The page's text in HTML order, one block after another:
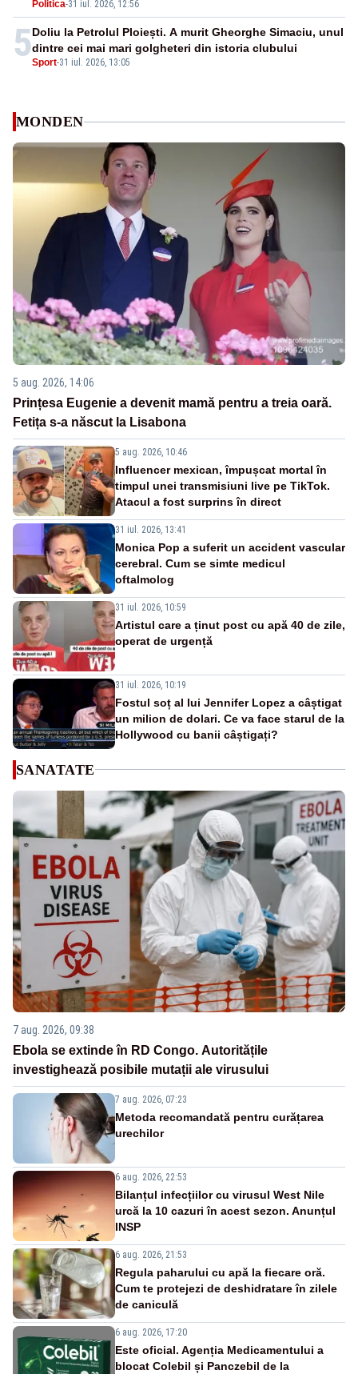
Politica-31 iul. 2026, 12:56
5Sport-31 iul. 2026, 13:05
Doliu la Petrolul Ploiești. A murit Gheorghe Simaciu, unul
dintre cei mai mari golgheteri din istoria clubului
MONDEN
5 aug. 2026, 14:06
Prințesa Eugenie a devenit mamă pentru a treia oară.
Fetița s-a născut la Lisabona
5 aug. 2026, 10:46
Influencer mexican, împușcat mortal în
timpul unei transmisiuni live pe TikTok.
Atacul a fost surprins în direct
31 iul. 2026, 13:41
Monica Pop a suferit un accident vascular
cerebral. Cum se simte medicul
oftalmolog
31 iul. 2026, 10:59
Artistul care a ținut post cu apă 40 de zile,
operat de urgență
31 iul. 2026, 10:19
Fostul soț al lui Jennifer Lopez a câștigat
un milion de dolari. Ce va face starul de la
Hollywood cu banii câștigați?
SANATATE
7 aug. 2026, 09:38
Ebola se extinde în RD Congo. Autoritățile
investighează posibile mutații ale virusului
7 aug. 2026, 07:23
Metoda recomandată pentru curățarea
urechilor
6 aug. 2026, 22:53
Bilanțul infecțiilor cu virusul West Nile
urcă la 10 cazuri în acest sezon. Anunțul
INSP
6 aug. 2026, 21:53
Regula paharului cu apă la fiecare oră.
Cum te protejezi de deshidratare în zilele
de caniculă
6 aug. 2026, 17:20
Este oficial. Agenția Medicamentului a
blocat Colebil și Panczebil de la